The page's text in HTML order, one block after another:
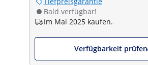
Bald verfügbar!
Im Mai 2025 kaufen.
Verfügbarkeit prüfen